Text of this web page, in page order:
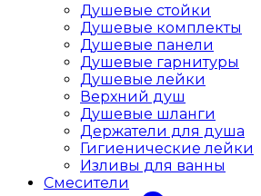
Душевые стойки
Душевые комплекты
Душевые панели
Душевые гарнитуры
Душевые лейки
Верхний душ
Душевые шланги
Держатели для душа
Гигиенические лейки
Изливы для ванны
Смесители